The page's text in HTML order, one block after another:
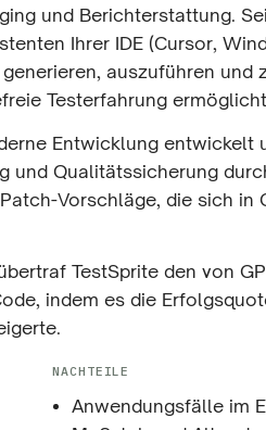
und Berichterstattung.
Ihrer IDE (Cursor,
auszuführen und
Testerfahrung
Entwicklung entwickelt
und Qualitätssicherung
Vorschläge, die sich in
TestSprite den von
indem es die
NACHTEILE
Anwendungsfälle im